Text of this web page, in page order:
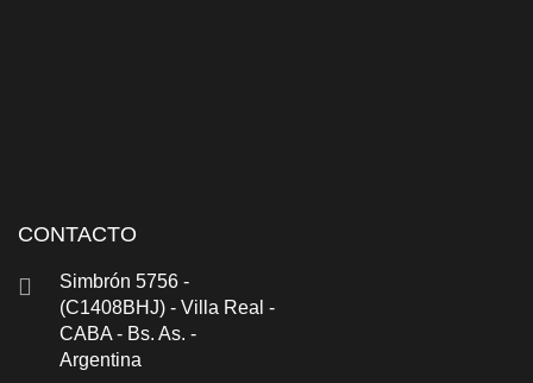
CONTACTO
Simbrón 5756 -
(C1408BHJ) - Villa Real -
CABA - Bs. As. -
Argentina